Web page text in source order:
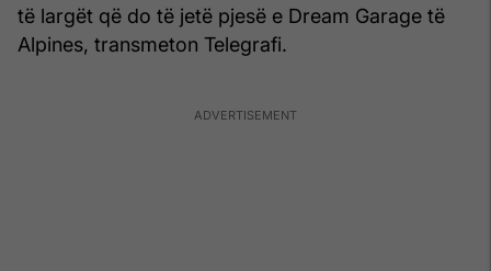
të largët që do të jetë pjesë e Dream Garage të
Alpines, transmeton Telegrafi.